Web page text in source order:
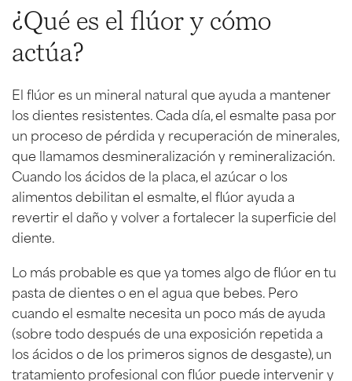
¿Qué es el flúor y cómo
actúa?
El flúor es un mineral natural que ayuda a mantener
los dientes resistentes. Cada día, el esmalte pasa por
un proceso de pérdida y recuperación de minerales,
que llamamos desmineralización y remineralización.
Cuando los ácidos de la placa, el azúcar o los
alimentos debilitan el esmalte, el flúor ayuda a
revertir el daño y volver a fortalecer la superficie del
diente.
Lo más probable es que ya tomes algo de flúor en tu
pasta de dientes o en el agua que bebes. Pero
cuando el esmalte necesita un poco más de ayuda
(sobre todo después de una exposición repetida a
los ácidos o de los primeros signos de desgaste), un
tratamiento profesional con flúor puede intervenir y